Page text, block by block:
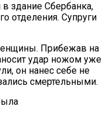
здание Сбербанка,
отделения. Супруги
Прибежав на
удар ножом уже
он нанес себе не
смертельными.